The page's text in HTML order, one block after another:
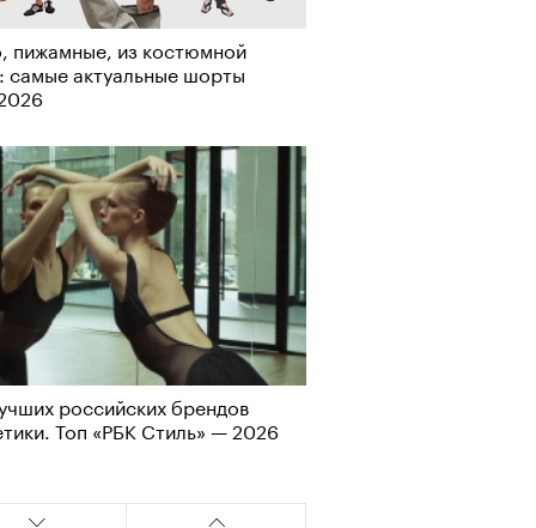
пижамные, из костюмной
самые актуальные шорты
российских брендов
Топ «РБК Стиль» — 2026
ТАКЖЕ